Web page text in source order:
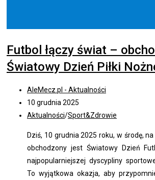
Futbol łączy świat –
Światowy Dzień Piłki
Post
author:
AleMecz.pl - Aktualności
Post
opublikowany:
10 grudnia 2025
Post
Aktualności/Sport&Zdrowie
Dziś, 10 grudnia 2025 roku, w środę,
obchodzony jest Światowy Dzień
najpopularniejszej dyscypliny
To wyjątkowa okazja, aby